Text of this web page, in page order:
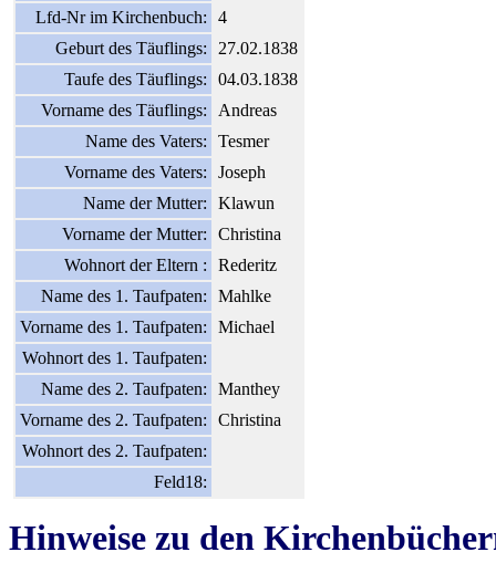
Lfd-Nr im Kirchenbuch:
4
Geburt des Täuflings:
27.02.1838
Taufe des Täuflings:
04.03.1838
Vorname des Täuflings:
Andreas
Name des Vaters:
Tesmer
Vorname des Vaters:
Joseph
Name der Mutter:
Klawun
Vorname der Mutter:
Christina
Wohnort der Eltern :
Rederitz
Name des 1. Taufpaten:
Mahlke
Vorname des 1. Taufpaten:
Michael
Wohnort des 1. Taufpaten:
Name des 2. Taufpaten:
Manthey
Vorname des 2. Taufpaten:
Christina
Wohnort des 2. Taufpaten:
Feld18:
Hinweise zu den